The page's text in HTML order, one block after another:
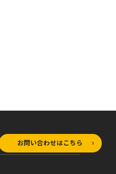
お問い合わせはこちら